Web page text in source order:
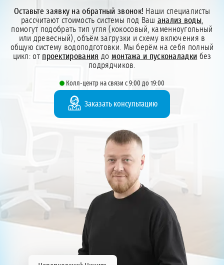
Оставьте заявку на обратный звонок! Наши специалисты
рассчитают стоимость системы под Ваш анализ воды
помогут подобрать тип угля (кокосовый, каменноугольный
или древесный), объём загрузки и схему включения в
общую систему водоподготовки. Мы берём на себя полный
цикл: от проектирования до монтажа и пусконаладки без
подрядчиков.
Колл-центр на связи с 9:00 до 19:00
Заказать консультацию